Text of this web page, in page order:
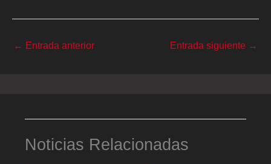
← Entrada anterior Entrada siguiente →
Noticias Relacionadas